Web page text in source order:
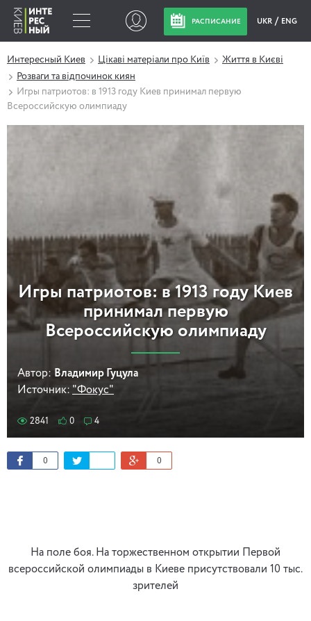
РАСПИСАНИЕ UKR ENG
Интересный Киев Цікаві матеріали про Київ
Життя в Києві
Розваги та відпочинок киян
Игры патриотов: в 1913 году Киев принимал первую
Всероссийскую олимпиаду
Игры патриотов: в 1913 году Киев
принимал первую
Всероссийскую олимпиаду
Автор: Владимир Гуцула
Источник: "Фокус"
2841 0 4
0 0
На поле боя. На торжественном открытии Первой
всероссийской олимпиады в Киеве присутствовали 10 тыс.
зрителей